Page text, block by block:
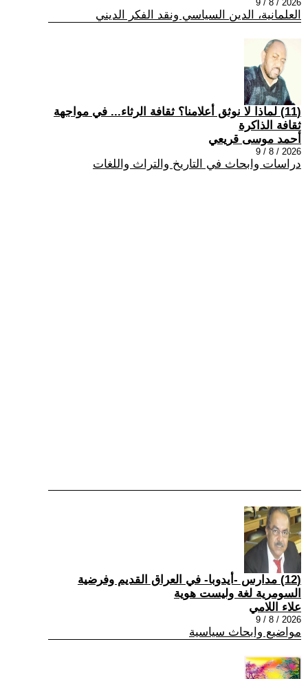
2026 / 8 / 9
العلمانية، الدين السياسي ونقد الفكر الديني
(11) لماذا لا نوثق أعلامنا؟ ثقافة الرثاء... في مواجهة
ثقافة الذاكرة
أحمد موسى قريعي
2026 / 8 / 9
دراسات وابحاث في التاريخ والتراث واللغات
(12) مدارس -أيدوبا- في العراق القديم وفرضية
السومرية لغة وليست هوية
علاء اللامي
2026 / 8 / 9
مواضيع وابحاث سياسية